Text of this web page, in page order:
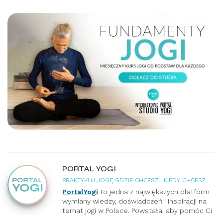
PORTAL YOGI
PRAKTYKUJ JOGĘ GDZIE CHCESZ I KIEDY CHCESZ
PortalYogi to jedna z największych platform
wymiany wiedzy, doświadczeń i inspiracji na
temat jogi w Polsce. Powstała, aby pomóc Ci